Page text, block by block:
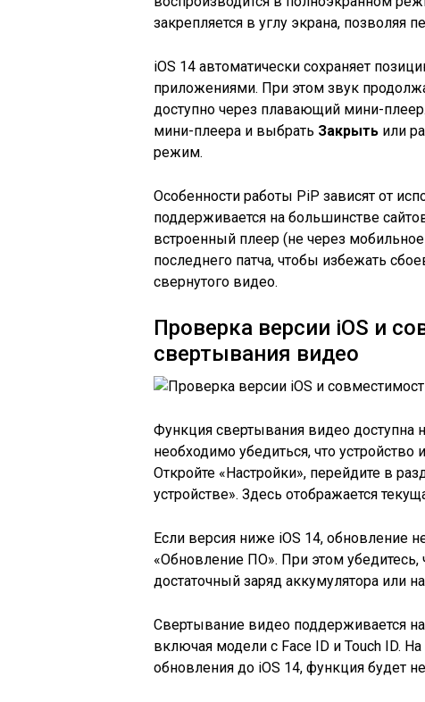
закрепляется в углу экрана, позволяя
iOS 14 автоматически сохраняет
приложениями. При этом звук
доступно через плавающий мини-
мини-плеера и выбрать Закрыть или
режим.
Особенности работы PiP зависят от
поддерживается на большинстве
встроенный плеер (не через
последнего патча, чтобы избежать
свернутого видео.
Проверка версии iOS и
свертывания видео
Функция свертывания видео доступна
необходимо убедиться, что
Откройте «Настройки», перейдите в
устройстве». Здесь отображается
Если версия ниже iOS 14, обновление
«Обновление ПО». При этом убедитесь,
достаточный заряд аккумулятора или
Свертывание видео поддерживается
включая модели с Face ID и Touch ID.
обновления до iOS 14, функция будет